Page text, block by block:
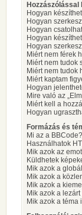
Hogyan
Hogyan
Hogyan
Hogyan
Hogyan
Miért nem férek
Miért nem tudok
Miért nem tudok
Miért kaptam
Hogyan
Mire való az
Miért kell a
Hogyan
Formázás és
Mi az a BBCode?
Használhatok
Mik azok az
Küldhetek
Mik azok a
Mik azok a
Mik azok a
Mik azok a
Mik azok a téma